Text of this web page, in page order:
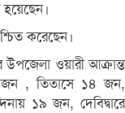
করেছেন।
উপজেলা ওয়ারী আক্রান্ত
, তিতাসে ১৪ জন,
১৯ জন, দেবিদ্বারে